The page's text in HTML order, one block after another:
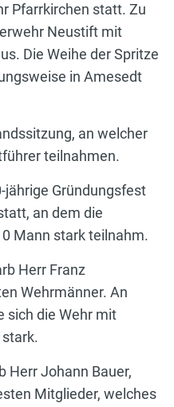
Pfarrkirchen statt. Zu
Neustift mit
Die Weihe der Spritze
in Amesedt
an welcher
teilnahmen.
jährige Gründungsfest
an dem die
Mann stark teilnahm.
Herr Franz
Wehrmänner. An
sich die Wehr mit
Herr Johann Bauer,
Mitglieder, welches